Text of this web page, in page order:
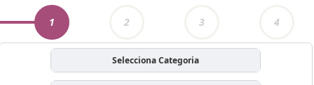
1 2 3 4
Selecciona Categoria